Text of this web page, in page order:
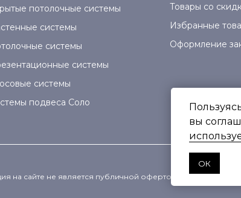
потолочные системы
системы
системы
системы
системы
подвеса Соло
Товары со
Избранные
Оформление
на сайте не является публичной офертой.
вы
ОК